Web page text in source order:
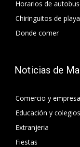
Horarios de
Chiringuitos de playa
Donde comer
Noticias de
Comercio y
Educación y colegios
Extranjeria
Fiestas